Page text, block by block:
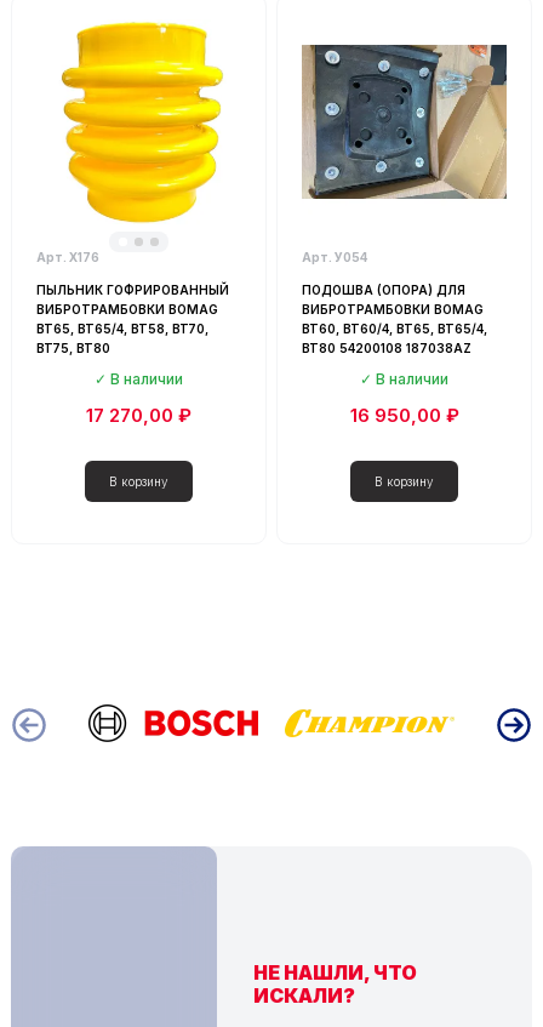
Каталог
- Любой -
Запчасти для вибротрамбовок
Запчасти для инструментов
Запчасти для строительных инструментов
Подошва (опора) для вибротрамбовки
Пыльник (гофра) для вибротрамбовки
Арт. Х176
ПЫЛЬНИК ГОФРИРОВАННЫЙ
ВИБРОТРАМБОВКИ BOMAG
BT65, BT65/4, BT58, BT70,
BT75, BT80
В наличии
17 270,00 ₽
Арт. У054
ПОДОШВА (ОПОРА) ДЛЯ
ВИБРОТРАМБОВКИ BOMAG
BT60, BT60/4, BT65, BT65/4,
BT80 54200108 187038AZ
В наличии
16 950,00 ₽
НЕ НАШЛИ, ЧТО
ИСКАЛИ?